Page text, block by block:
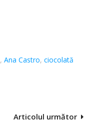
,Ana Castro,ciocolată
Articolul următor